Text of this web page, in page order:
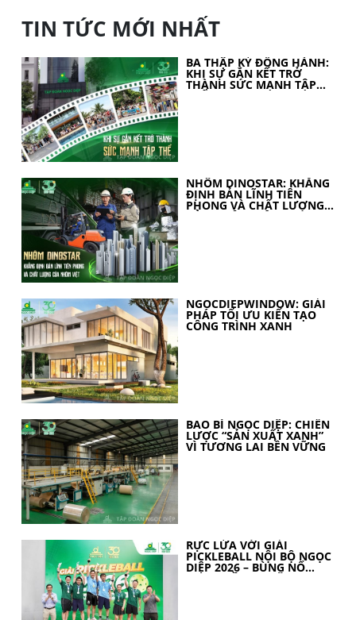
TIN TỨC MỚI NHẤT
BA THẬP KỶ ĐỒNG HÀNH:
KHI SỰ GẮN KẾT TRỞ
THÀNH SỨC MẠNH TẬP
THỂ
NHÔM DINOSTAR: KHẲNG
ĐỊNH BẢN LĨNH TIÊN
PHONG VÀ CHẤT LƯỢNG
CỦA NHÔM VIỆT
NGOCDIEPWINDOW: GIẢI
PHÁP TỐI ƯU KIẾN TẠO
CÔNG TRÌNH XANH
BAO BÌ NGỌC DIỆP: CHIẾN
LƯỢC “SẢN XUẤT XANH”
VÌ TƯƠNG LAI BỀN VỮNG
RỰC LỬA VỚI GIẢI
PICKLEBALL NỘI BỘ NGỌC
DIỆP 2026 – BÙNG NỔ